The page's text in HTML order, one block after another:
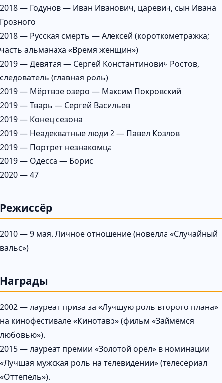
2018 — Годунов — Иван Иванович, царевич, сын Ивана
Грозного
2018 — Русская смерть — Алексей (короткометражка;
часть альманаха «Время женщин»)
2019 — Девятая — Сергей Константинович Ростов,
следователь (главная роль)
2019 — Мёртвое озеро — Максим Покровский
2019 — Тварь — Сергей Васильев
2019 — Конец сезона
2019 — Неадекватные люди 2 — Павел Козлов
2019 — Портрет незнакомца
2019 — Одесса — Борис
2020 — 47
Режиссёр
2010 — 9 мая. Личное отношение (новелла «Случайный
вальс»)
Награды
2002 — лауреат приза за «Лучшую роль второго плана»
на кинофестивале «Кинотавр» (фильм «Займёмся
любовью»).
2015 — лауреат премии «Золотой орёл» в номинации
«Лучшая мужская роль на телевидении» (телесериал
«Оттепель»).